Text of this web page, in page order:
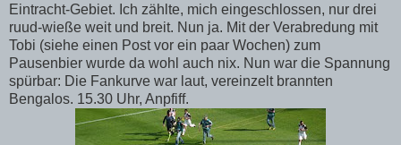
Eintracht-Gebiet. Ich zählte, mich eingeschlossen, nur drei
ruud-wieße weit und breit. Nun ja. Mit der Verabredung mit
Tobi (siehe einen Post vor ein paar Wochen) zum
Pausenbier wurde da wohl auch nix. Nun war die Spannung
spürbar: Die Fankurve war laut, vereinzelt brannten
Bengalos. 15.30 Uhr, Anpfiff.